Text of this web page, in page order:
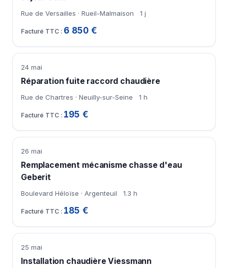
Rue de Versailles · Rueil-Malmaison 1 j
6 850 €
24 mai
Réparation fuite raccord chaudière
Rue de Chartres · Neuilly-sur-Seine 1 h
195 €
26 mai
Remplacement mécanisme chasse d'eau
Geberit
Boulevard Héloïse · Argenteuil 1.3 h
185 €
25 mai
Installation chaudière Viessmann